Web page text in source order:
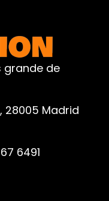
grande de
28005 Madrid
6491